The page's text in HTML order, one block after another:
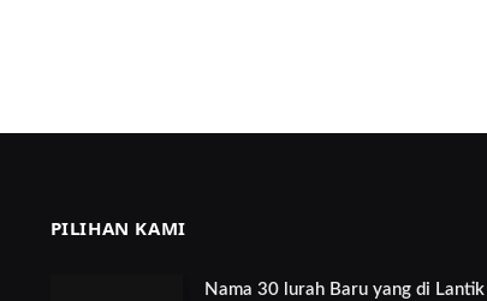
PILIHAN KAMI
Nama 30 lurah Baru yang di Lantik